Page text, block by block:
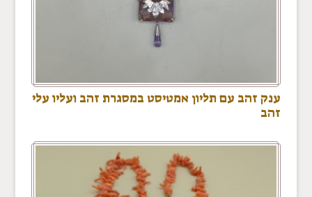
ענק זהב עם תליון אמטיסט במסגרת זהב ועליו עלי
זהב